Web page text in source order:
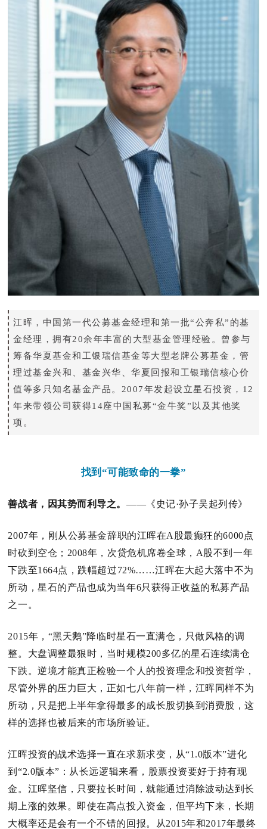
江晖，中国第一代公募基金经理和第一批“公奔私”的基
金经理，拥有20余年丰富的大型基金管理经验。 曾参与
筹备华夏基金和工银瑞信基金等大型老牌公募基金，管
理过基金兴和、基金兴华、华夏回报和工银瑞信核心价
值等多只知名基金产品。 2007年发起设立星石投资，12
年来带领公司获得14座中国私募“金牛奖”以及其他奖
项。
找到“可能致命的一拳”
善战者，因其势而利导之。 ——《史记·孙子吴起列传》
2007年，刚从公募基金辞职的江晖在A股最癫狂的6000点
时砍到空仓； 2008年，次贷危机席卷全球，A股不到一年
下跌至1664点，跌幅超过72%……江晖在大起大落中不为
所动，星石的产品也成为当年6只获得正收益的私募产品
之一。
2015年，“黑天鹅”降临时星石一直满仓，只做风格的调
整。 大盘调整最狠时，当时规模200多亿的星石连续满仓
下跌。逆境才能真正检验一个人的投资理念和投资哲学，
尽管外界的压力巨大，正如七八年前一样，江晖同样不为
所动，只是把上半年拿得最多的成长股切换到消费股，这
样的选择也被后来的市场所验证。
江晖投资的战术选择一直在求新求变，从“1.0版本”进化
到“2.0版本”： 从长远逻辑来看，股票投资要好于持有现
金。 江晖坚信，只要拉长时间，就能通过消除波动达到长
期上涨的效果。
即使在高点投入资金，但平均下来，长期
大概率还是会有一个不错的回报。
从2015年和2017年最终